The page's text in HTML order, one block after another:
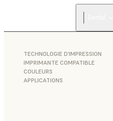
TECHNOLOGIE D’IMPRESSION
IMPRIMANTE COMPATIBLE
COULEURS
APPLICATIONS